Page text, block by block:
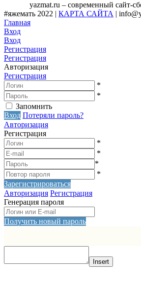
yazmat.ru – современный сайт-
#яжемать 2022 | КАРТА САЙТА |
Главная
Вход
Вход
Регистрация
Регистрация
Авторизация
Регистрация
*
*
Запомнить
Вход Потеряли пароль?
Авторизация
Регистрация
*
*
*
*
Зарегистрироваться
Авторизация Регистрация
Генерация пароля
Получить новый пароль
Insert